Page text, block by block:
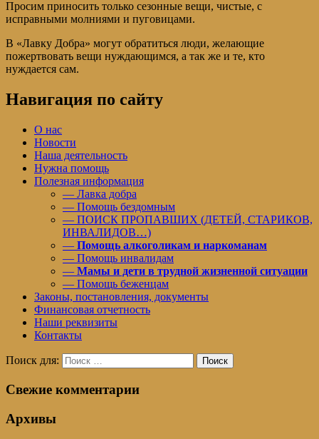
Просим приносить только сезонные вещи, чистые, с
исправными молниями и пуговицами.
В «Лавку Добра» могут обратиться люди, желающие
пожертвовать вещи нуждающимся, а так же и те, кто
нуждается сам.
Навигация по сайту
О нас
Новости
Наша деятельность
Нужна помощь
Полезная информация
— Лавка добра
— Помощь бездомным
— ПОИСК ПРОПАВШИХ (ДЕТЕЙ, СТАРИКОВ,
ИНВАЛИДОВ…)
— Помощь алкоголикам и наркоманам
— Помощь инвалидам
— Мамы и дети в трудной жизненной ситуации
— Помощь беженцам
Законы, постановления, документы
Финансовая отчетность
Наши реквизиты
Контакты
Поиск для: Поиск
Свежие комментарии
Архивы